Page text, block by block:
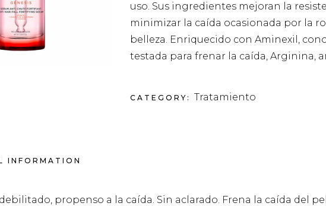
uso. Sus ingredientes mejoran la
minimizar la caída ocasionada por la
belleza. Enriquecido con Aminexil,
testada para frenar la caída, Arginina,
CATEGORY: Tratamiento
INFORMATION
propenso a la caída. Sin aclarado. Frena la caída del